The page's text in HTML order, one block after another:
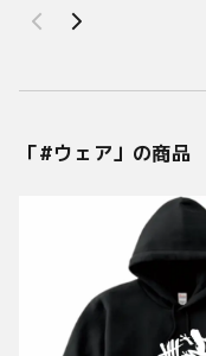
「#ウェア」の商品